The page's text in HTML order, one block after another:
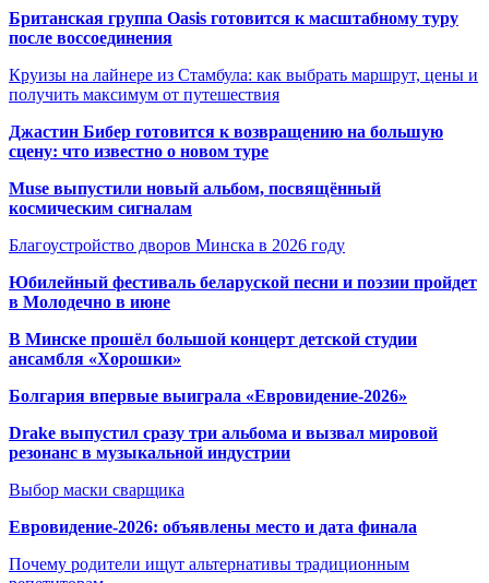
Британская группа Oasis готовится к масштабному туру
после воссоединения
Круизы на лайнере из Стамбула: как выбрать маршрут, цены и
получить максимум от путешествия
Джастин Бибер готовится к возвращению на большую
сцену: что известно о новом туре
Muse выпустили новый альбом, посвящённый
космическим сигналам
Благоустройство дворов Минска в 2026 году
Юбилейный фестиваль беларуской песни и поэзии пройдет
в Молодечно в июне
В Минске прошёл большой концерт детской студии
ансамбля «Хорошки»
Болгария впервые выиграла «Евровидение-2026»
Drake выпустил сразу три альбома и вызвал мировой
резонанс в музыкальной индустрии
Выбор маски сварщика
Евровидение-2026: объявлены место и дата финала
Почему родители ищут альтернативы традиционным